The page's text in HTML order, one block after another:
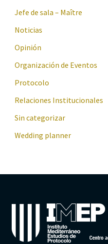
Jefe de sala – Maître
Noticias
Opinión
Organización de Eventos
Protocolo
Relaciones Institucionales
Sin categorizar
Wedding planner